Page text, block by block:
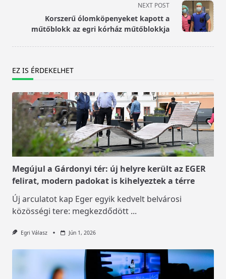
text">Page</span>
NEXT POST
Korszerű ólomköpenyeket kapott a
műtőblokk az egri kórház műtőblokkja
EZ IS ÉRDEKELHET
Megújul a Gárdonyi tér: új helyre került az EGER
felirat, modern padokat is kihelyeztek a térre
Új arculatot kap Eger egyik kedvelt belvárosi
közösségi tere: megkezdődött ...
Egri Válasz Jún 1, 2026